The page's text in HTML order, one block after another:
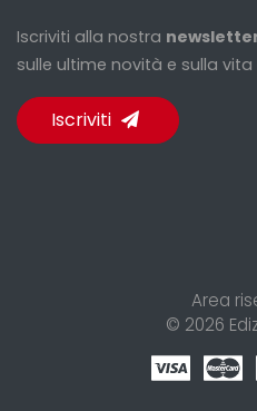
Iscriviti alla nostra
sulle ultime novità e sulla
Iscriviti
Area
© 2026